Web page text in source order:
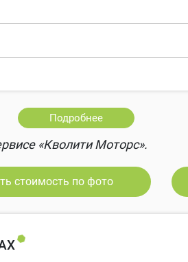
Подробнее
«Кволити Моторс».
стоимость по фото